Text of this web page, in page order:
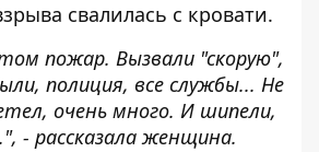
свалилась с кровати.
пожар. Вызвали "скорую",
полиция, все службы... Не
очень много. И шипели,
- рассказала женщина.